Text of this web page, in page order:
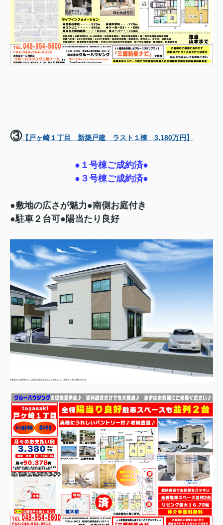
③【戸ヶ崎１丁目 新築戸建 ラスト１棟 3,180万円】
●１号棟ご成約済●
●３号棟ご成約済●
●敷地の広さが魅力●南側お庭付き
●駐車２台可●陽当たり良好